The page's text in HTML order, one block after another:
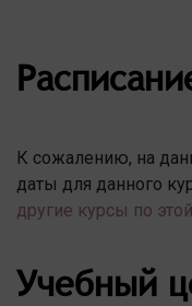
К сожалению, на
даты для данного
другие курсы по
Учебный